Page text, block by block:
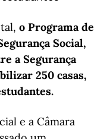
o Programa de
Social,
a Segurança
250 casas,
e a Câmara